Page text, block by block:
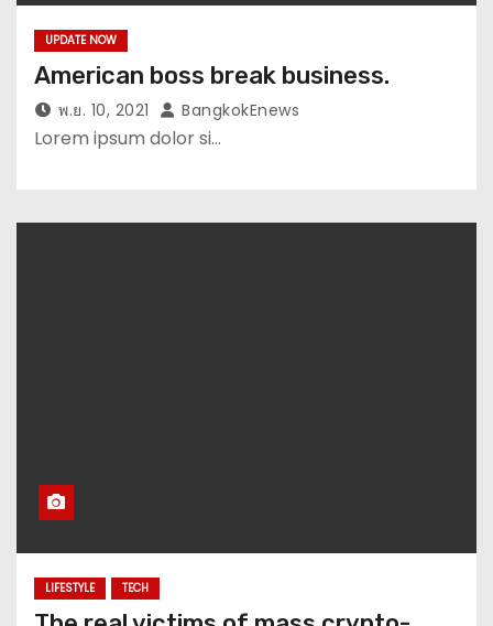
UPDATE NOW
American boss break business.
พ.ย. 10, 2021 BangkokEnews
Lorem ipsum dolor si…
LIFESTYLE TECH